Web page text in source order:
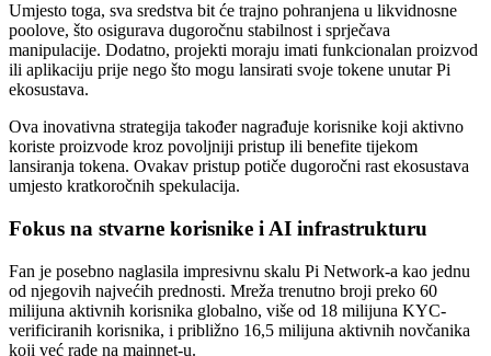
Umjesto toga, sva sredstva bit će trajno pohranjena u likvidnosne
poolove, što osigurava dugoročnu stabilnost i sprječava
manipulacije. Dodatno, projekti moraju imati funkcionalan proizvod
ili aplikaciju prije nego što mogu lansirati svoje tokene unutar Pi
ekosustava.
Ova inovativna strategija također nagrađuje korisnike koji aktivno
koriste proizvode kroz povoljniji pristup ili benefite tijekom
lansiranja tokena. Ovakav pristup potiče dugoročni rast ekosustava
umjesto kratkoročnih spekulacija.
Fokus na stvarne korisnike i AI infrastrukturu
Fan je posebno naglasila impresivnu skalu Pi Network-a kao jednu
od njegovih najvećih prednosti. Mreža trenutno broji preko 60
milijuna aktivnih korisnika globalno, više od 18 milijuna KYC-
verificiranih korisnika, i približno 16,5 milijuna aktivnih novčanika
koji već rade na mainnet-u.